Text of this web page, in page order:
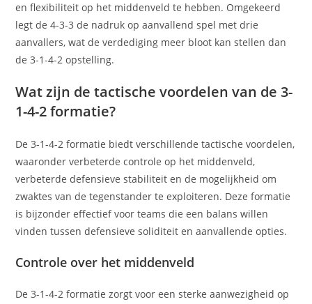
en flexibiliteit op het middenveld te hebben. Omgekeerd
legt de 4-3-3 de nadruk op aanvallend spel met drie
aanvallers, wat de verdediging meer bloot kan stellen dan
de 3-1-4-2 opstelling.
Wat zijn de tactische voordelen van de 3-
1-4-2 formatie?
De 3-1-4-2 formatie biedt verschillende tactische voordelen,
waaronder verbeterde controle op het middenveld,
verbeterde defensieve stabiliteit en de mogelijkheid om
zwaktes van de tegenstander te exploiteren. Deze formatie
is bijzonder effectief voor teams die een balans willen
vinden tussen defensieve soliditeit en aanvallende opties.
Controle over het middenveld
De 3-1-4-2 formatie zorgt voor een sterke aanwezigheid op